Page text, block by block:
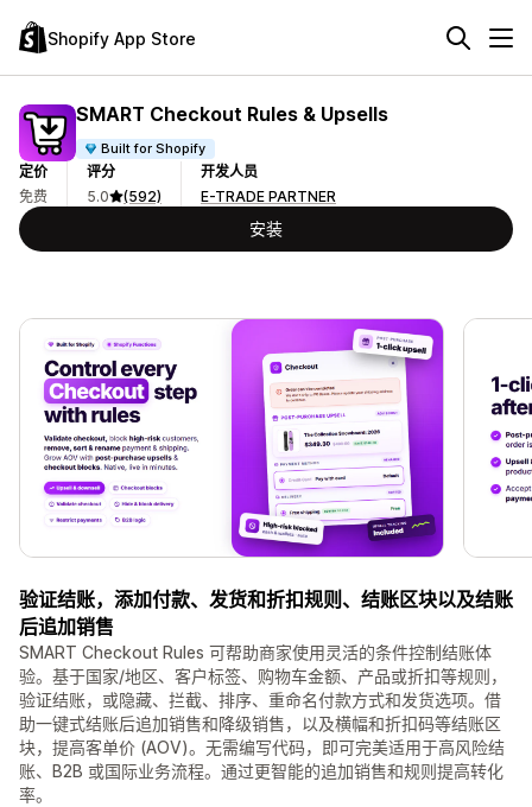
Shopify App Store
SMART Checkout Rules & Upsells
Built for Shopify
定价
免费
评分
5.0
(592)
开发人员
E-TRADE PARTNER
安装
验证结账，添加付款、发货和折扣规则、结账区块以及结账
后追加销售
SMART Checkout Rules 可帮助商家使用灵活的条件控制结账体
验。基于国家/地区、客户标签、购物车金额、产品或折扣等规则，
验证结账，或隐藏、拦截、排序、重命名付款方式和发货选项。借
助一键式结账后追加销售和降级销售，以及横幅和折扣码等结账区
块，提高客单价 (AOV)。无需编写代码，即可完美适用于高风险结
账、B2B 或国际业务流程。通过更智能的追加销售和规则提高转化
率。